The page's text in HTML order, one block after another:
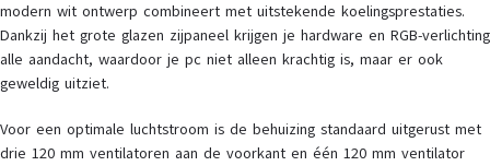
modern wit ontwerp combineert met uitstekende koelingsprestaties.
Dankzij het grote glazen zijpaneel krijgen je hardware en RGB-verlichting
alle aandacht, waardoor je pc niet alleen krachtig is, maar er ook
geweldig uitziet.
Voor een optimale luchtstroom is de behuizing standaard uitgerust met
drie 120 mm ventilatoren aan de voorkant en één 120 mm ventilator